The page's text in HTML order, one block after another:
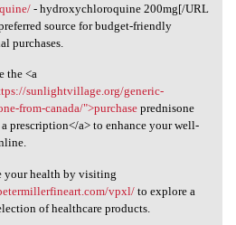
- hydroxychloroquine 200mg[/URL
source for budget-friendly
purchases.
the <a
sunlightvillage.org/generic-
from-canada/">purchaseprednisone
prescription</a> to enhance your well-
your health by visiting
vpxl/to explore a
of healthcare products.